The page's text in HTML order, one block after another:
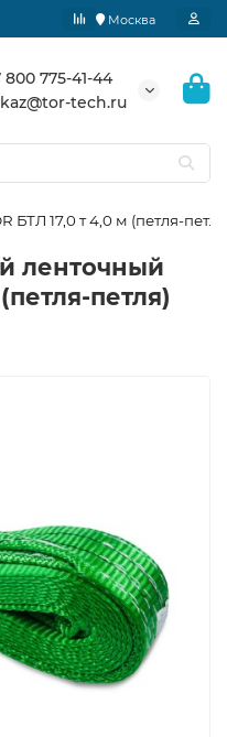
Москва
800 775-41-44
tech.ru
БТЛ 17,0 т 4,0 м (петля-
ленточный
петля)